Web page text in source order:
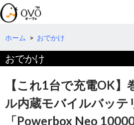
検
索
コ
テ
ツ
へ
ホーム > おでかけ
おでかけ
【これ1台で充電OK
ル内蔵モバイルバッテ
「Powerbox Neo